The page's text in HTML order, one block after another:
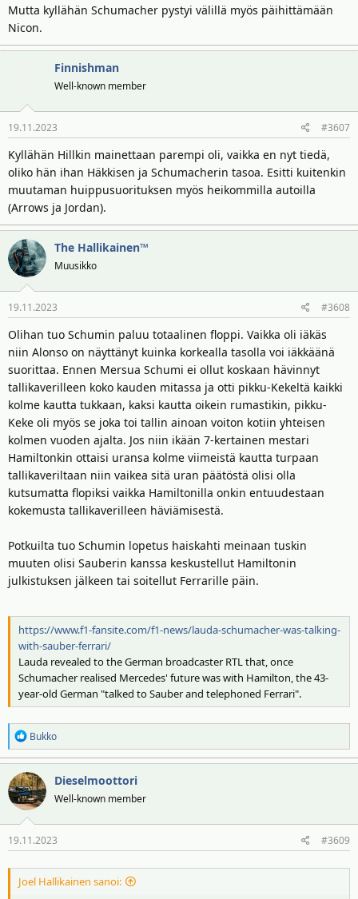
Mutta kyllähän Schumacher pystyi välillä myös päihittämään
Nicon.
Finnishman
Well-known member
19.11.2023 #3607
Kyllähän Hillkin mainettaan parempi oli, vaikka en nyt tiedä,
oliko hän ihan Häkkisen ja Schumacherin tasoa. Esitti kuitenkin
muutaman huippusuorituksen myös heikommilla autoilla
(Arrows ja Jordan).
The Hallikainen™
Muusikko
19.11.2023 #3608
Olihan tuo Schumin paluu totaalinen floppi. Vaikka oli iäkäs
niin Alonso on näyttänyt kuinka korkealla tasolla voi iäkkäänä
suorittaa. Ennen Mersua Schumi ei ollut koskaan hävinnyt
tallikaverilleen koko kauden mitassa ja otti pikku-Kekeltä kaikki
kolme kautta tukkaan, kaksi kautta oikein rumastikin, pikku-
Keke oli myös se joka toi tallin ainoan voiton kotiin yhteisen
kolmen vuoden ajalta. Jos niin ikään 7-kertainen mestari
Hamiltonkin ottaisi uransa kolme viimeistä kautta turpaan
tallikaveriltaan niin vaikea sitä uran päätöstä olisi olla
kutsumatta flopiksi vaikka Hamiltonilla onkin entuudestaan
kokemusta tallikaverilleen häviämisestä.
Potkuilta tuo Schumin lopetus haiskahti meinaan tuskin
muuten olisi Sauberin kanssa keskustellut Hamiltonin
julkistuksen jälkeen tai soitellut Ferrarille päin.
https://www.f1-fansite.com/f1-news/lauda-schumacher-was-talking-
with-sauber-ferrari/
Lauda revealed to the German broadcaster RTL that, once
Schumacher realised Mercedes' future was with Hamilton, the 43-
year-old German "talked to Sauber and telephoned Ferrari".
R
e
a
k
t
i
o
t
Bukko
Dieselmoottori
Well-known member
19.11.2023 #3609
Joel Hallikainen sanoi: